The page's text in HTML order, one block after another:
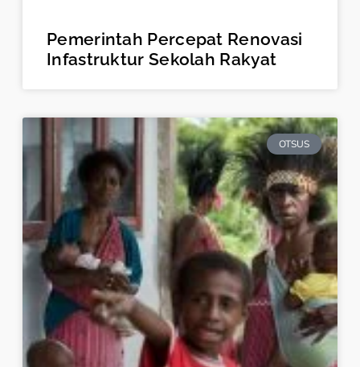
Pemerintah Percepat Renovasi
Infastruktur Sekolah Rakyat
OTSUS